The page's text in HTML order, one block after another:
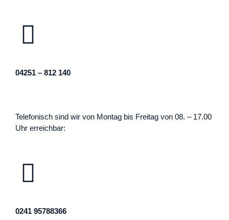
04251 – 812 140
Telefonisch sind wir von Montag bis Freitag von 08. – 17.00
Uhr erreichbar:
0241 95788366